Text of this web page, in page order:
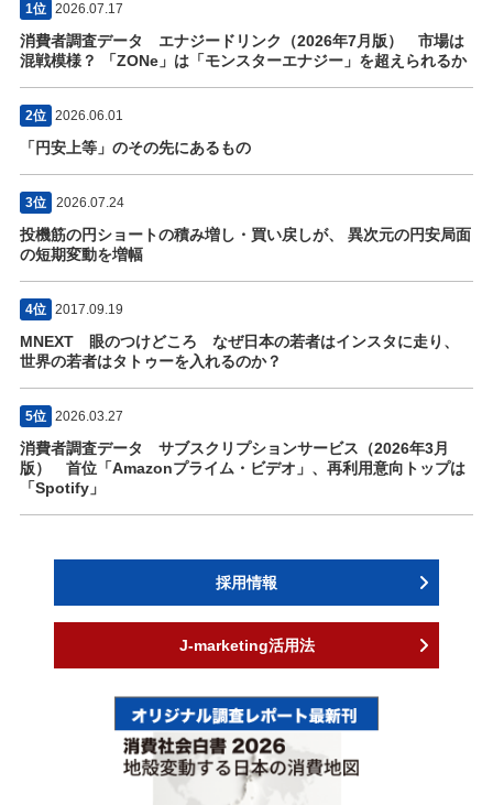
1位 2026.07.17
消費者調査データ エナジードリンク（2026年7月版） 市場は
混戦模様？ 「ZONe」は「モンスターエナジー」を超えられるか
2位 2026.06.01
「円安上等」のその先にあるもの
3位 2026.07.24
投機筋の円ショートの積み増し・買い戻しが、 異次元の円安局面
の短期変動を増幅
4位 2017.09.19
MNEXT 眼のつけどころ なぜ日本の若者はインスタに走り、
世界の若者はタトゥーを入れるのか？
5位 2026.03.27
消費者調査データ サブスクリプションサービス（2026年3月
版） 首位「Amazonプライム・ビデオ」、再利用意向トップは
「Spotify」
採用情報
J-marketing活用法